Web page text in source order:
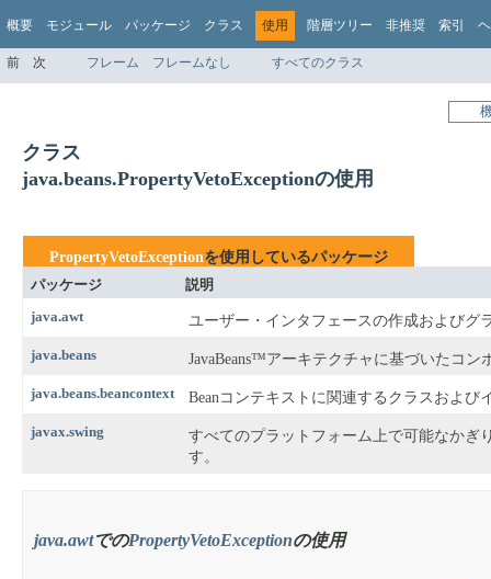
概要 モジュール パッケージ クラス 使用 階層ツリー 非推奨 索引
前 次 フレーム フレームなし すべてのクラス
クラス
java.beans.PropertyVetoExceptionの使用
PropertyVetoExceptionを使用しているパッケージ
パッケージ
説明
java.awt
ユーザー・インタフェースの作成およびグ
java.beans JavaBeans™アーキテクチャに基づいたコン
java.beans.beancontext Beanコンテキストに関連するクラスおよび
javax.swing
すべてのプラットフォーム上で可能なかぎ
す。
java.awtでのPropertyVetoExceptionの使用